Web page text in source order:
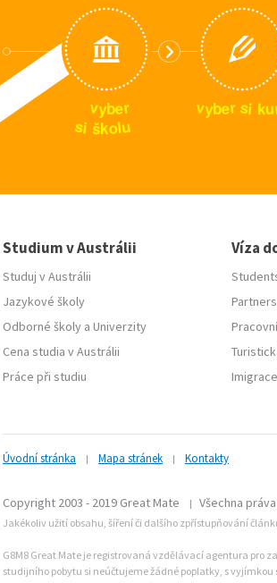
vyber
si školu
vyber si ku
Studium v Austrálii
Studuj v Austrálii
Jazykové školy
Odborné školy a Univerzity
Cena studia v Austrálii
Práce při studiu
Víza
Úvodní stránka | Mapa stránek | Kontakty
Copyright 2003 - 2019 Great Mate | Všechna
Jakékoliv užití obsahu, šíření či dalšího zpřístupňování
G8M8 Great Mate je registrovaná vzdělávací agentura
studijního pobytu si neúčtujeme žádné poplatky, s